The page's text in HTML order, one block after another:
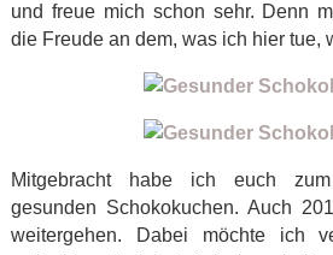
und freue mich schon sehr. Denn
die Freude an dem, was ich hier tue,
Mitgebracht habe ich euch
gesunden Schokokuchen. Auch
weitergehen. Dabei möchte ich